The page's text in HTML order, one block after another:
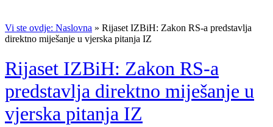
Vi ste ovdje: Naslovna » Rijaset IZBiH: Zakon RS-a predstavlja
direktno miješanje u vjerska pitanja IZ
Rijaset IZBiH: Zakon RS-a
predstavlja direktno miješanje u
vjerska pitanja IZ